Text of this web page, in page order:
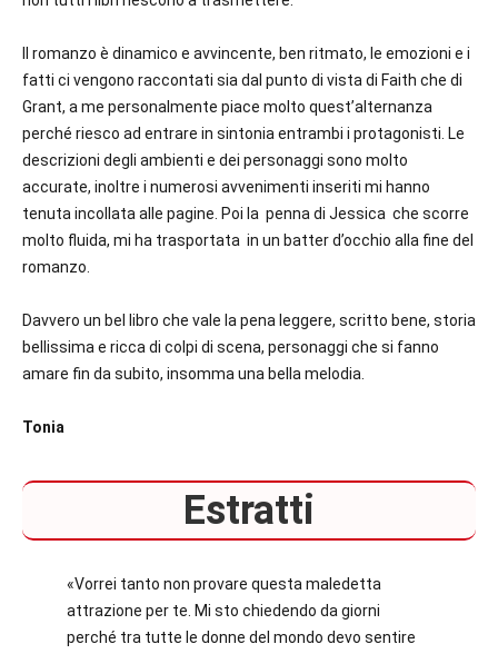
Il romanzo è dinamico e avvincente, ben ritmato, le emozioni e i
fatti ci vengono raccontati sia dal punto di vista di Faith che di
Grant, a me personalmente piace molto quest’alternanza
perché riesco ad entrare in sintonia entrambi i protagonisti. Le
descrizioni degli ambienti e dei personaggi sono molto
accurate, inoltre i numerosi avvenimenti inseriti mi hanno
tenuta incollata alle pagine. Poi la penna di Jessica che scorre
molto fluida, mi ha trasportata in un batter d’occhio alla fine del
romanzo.
Davvero un bel libro che vale la pena leggere, scritto bene, storia
bellissima e ricca di colpi di scena, personaggi che si fanno
amare fin da subito, insomma una bella melodia.
Tonia
Estratti
«Vorrei tanto non provare questa maledetta
attrazione per te. Mi sto chiedendo da giorni
perché tra tutte le donne del mondo devo sentire